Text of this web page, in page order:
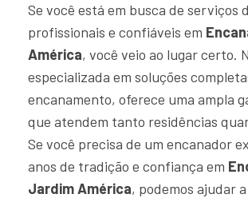
Se você está em busca de serviços
profissionais e confiáveis em
América, você veio ao lugar certo.
especializada em soluções
encanamento, oferece uma ampla
que atendem tanto residências
Se você precisa de um encanador
anos de tradição e confiança em
Jardim América, podemos ajudar